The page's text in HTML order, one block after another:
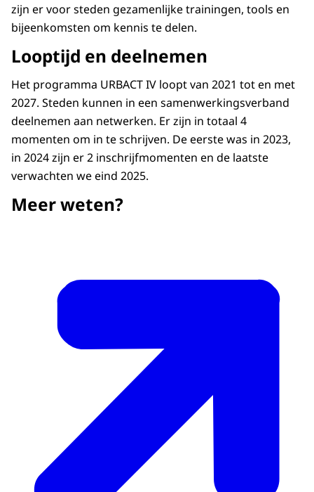
zijn er voor steden gezamenlijke trainingen, tools en
bijeenkomsten om kennis te delen.
Looptijd en deelnemen
Het programma URBACT IV loopt van 2021 tot en met
2027. Steden kunnen in een samenwerkingsverband
deelnemen aan netwerken. Er zijn in totaal 4
momenten om in te schrijven. De eerste was in 2023,
in 2024 zijn er 2 inschrijfmomenten en de laatste
verwachten we eind 2025.
Meer weten?